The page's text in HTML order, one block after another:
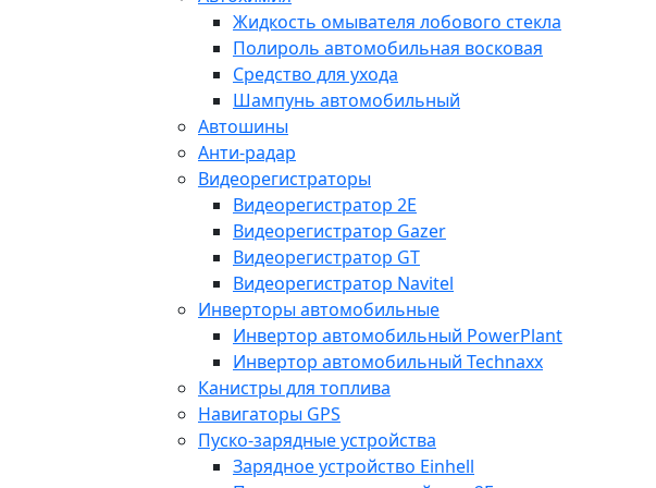
Жидкость омывателя лобового стекла
Полироль автомобильная восковая
Средство для ухода
Шампунь автомобильный
Автошины
Анти-радар
Видеорегистраторы
Видеорегистратор 2E
Видеорегистратор Gazer
Видеорегистратор GT
Видеорегистратор Navitel
Инверторы автомобильные
Инвертор автомобильный PowerPlant
Инвертор автомобильный Technaxx
Канистры для топлива
Навигаторы GPS
Пуско-зарядные устройства
Зарядное устройство Einhell